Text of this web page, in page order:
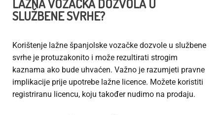
LAŽNA VOZAČKA DOZVOLAU
SLUŽBENE SVRHE?
Korištenje lažne španjolske vozačke dozvole u službene
svrhe je protuzakonito i može rezultirati strogim
kaznama ako bude uhvaćen. Važno je razumjeti pravne
implikacije prije upotrebe lažne licence. Možete koristiti
registriranu licencu, koju također nudimo na prodaju.